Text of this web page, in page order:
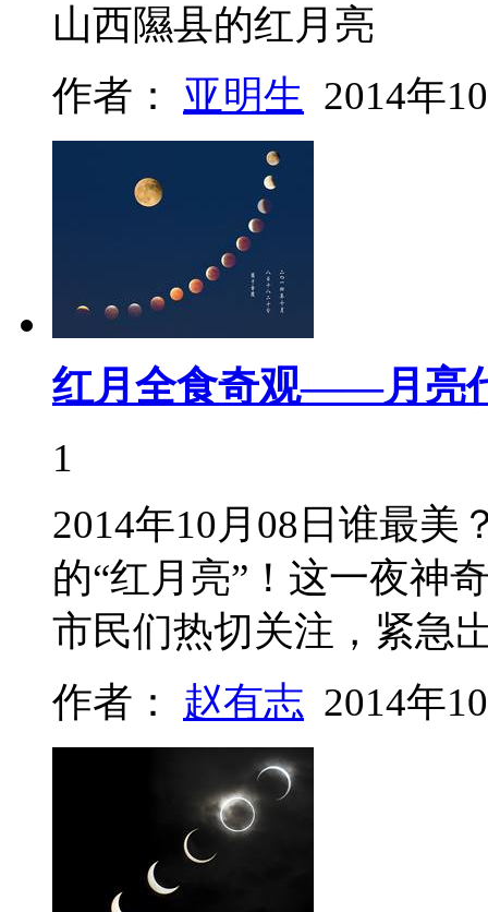
山西隰县的红月亮
作者： 亚明生 2014年
红月全食奇观——月亮
1
2014年10月08日谁最美
的“红月亮”！这一夜神
市民们热切关注，紧
作者： 赵有志 2014年